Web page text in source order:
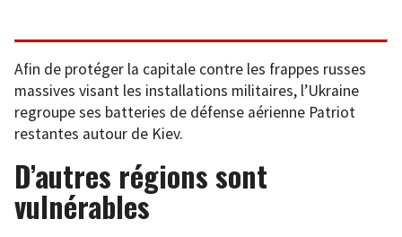
Afin de protéger la capitale contre les frappes russes
massives visant les installations militaires, l’Ukraine
regroupe ses batteries de défense aérienne Patriot
restantes autour de Kiev.
D’autres régions sont
vulnérables